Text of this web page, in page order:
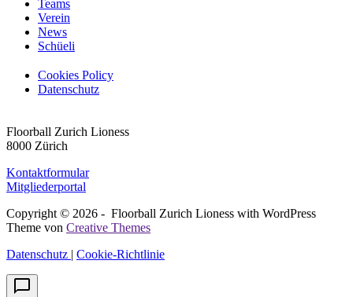
Teams
Verein
News
Schüeli
Cookies Policy
Datenschutz
Floorball Zurich Lioness
8000 Zürich
Kontaktformular
Mitgliederportal
Copyright © 2026 - Floorball Zurich Lioness with WordPress
Theme von Creative Themes
Datenschutz | Cookie-Richtlinie